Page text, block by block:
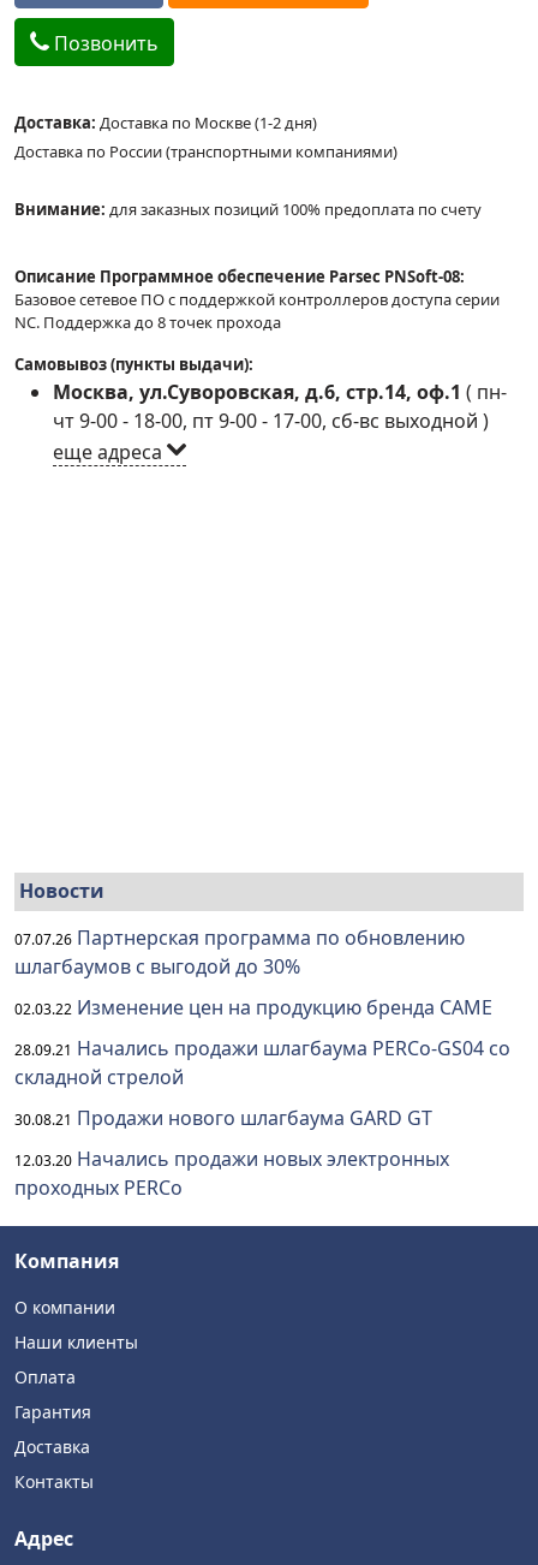
Позвонить
Доставка: Доставка по Москве (1-2 дня)
Доставка по России (транспортными компаниями)
Внимание: для заказных позиций 100% предоплата по счету
Описание Программное обеспечение Parsec PNSoft-08:
Базовое сетевое ПО с поддержкой контроллеров доступа серии
NC. Поддержка до 8 точек прохода
Самовывоз (пункты выдачи):
Москва, ул.Суворовская, д.6, стр.14, оф.1 ( пн-
чт 9-00 - 18-00, пт 9-00 - 17-00, сб-вс выходной )
еще адреса
Новости
07.07.26 Партнерская программа по обновлению
шлагбаумов с выгодой до 30%
02.03.22 Изменение цен на продукцию бренда CAME
28.09.21 Начались продажи шлагбаума PERCo-GS04 со
складной стрелой
30.08.21 Продажи нового шлагбаума GARD GT
12.03.20 Начались продажи новых электронных
проходных PERCo
Компания
О компании
Наши клиенты
Оплата
Гарантия
Доставка
Контакты
Адрес